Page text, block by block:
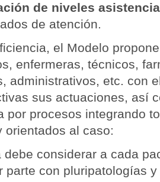
de niveles
de atención.
el Modelo
enfermeras, técnicos,
administrativos, etc. con
sus actuaciones, así
por procesos integrando
orientados al caso:
considerar a cada
parte con pluripatologías